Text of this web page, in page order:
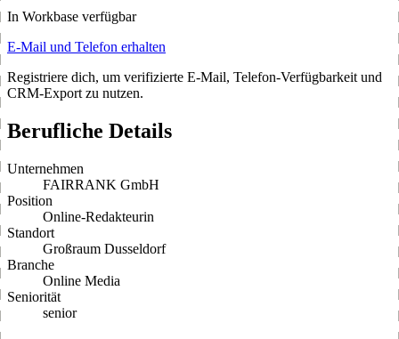
In Workbase verfügbar
E-Mail und Telefon erhalten
Registriere dich, um verifizierte E-Mail, Telefon-Verfügbarkeit und
CRM-Export zu nutzen.
Berufliche Details
Unternehmen
FAIRRANK GmbH
Position
Online-Redakteurin
Standort
Großraum Dusseldorf
Branche
Online Media
Seniorität
senior